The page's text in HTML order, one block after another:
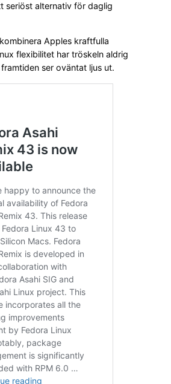
seriöst alternativ för daglig
Apples kraftfulla
flexibilitet har tröskeln aldrig
ser oväntat ljus ut.